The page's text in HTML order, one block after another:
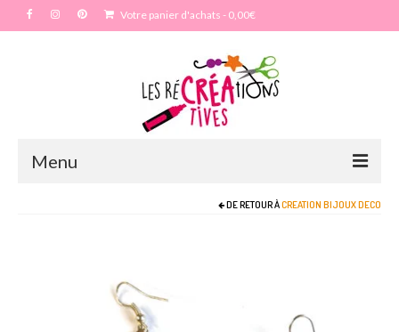
Votre panier d'achats - 0,00€
Menu
Anniversaire
Enterrement vie de jeune fille – EVJF
DE RETOUR ÀCREATION BIJOUX DECO